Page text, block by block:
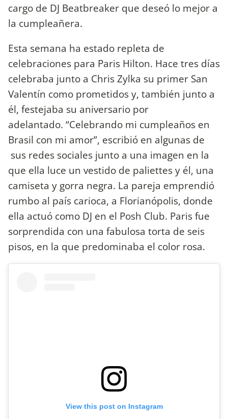
cargo de DJ Beatbreaker que deseó lo mejor a
la cumpleañera.
Esta semana ha estado repleta de
celebraciones para Paris Hilton. Hace tres días
celebraba junto a Chris Zylka su primer San
Valentín como prometidos y, también junto a
él, festejaba su aniversario por
adelantado. “Celebrando mi cumpleaños en
Brasil con mi amor”, escribió en algunas de
sus redes sociales junto a una imagen en la
que ella luce un vestido de paliettes y él, una
camiseta y gorra negra. La pareja emprendió
rumbo al país carioca, a Florianópolis, donde
ella actuó como DJ en el Posh Club. Paris fue
sorprendida con una fabulosa torta de seis
pisos, en la que predominaba el color rosa.
View this post on Instagram